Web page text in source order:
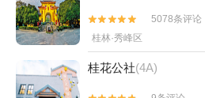


5078条评论
桂林·秀峰区
桂花公社(4A)